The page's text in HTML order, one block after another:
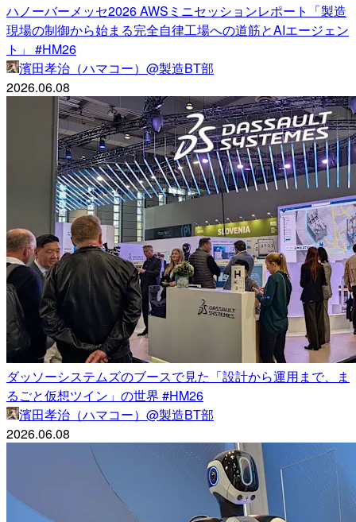
ハノーバーメッセ2026 AWSミニセッションレポート「製造
現場の制御から始まる完全自律工場への道筋とAIエージェン
ト」 #HM26
濱田孝治（ハマコー）@製造BT部
2026.06.08
ダッソーシステムズのブースで見た「設計から運用まで、ま
るごと仮想ツイン」の世界 #HM26
濱田孝治（ハマコー）@製造BT部
2026.06.08